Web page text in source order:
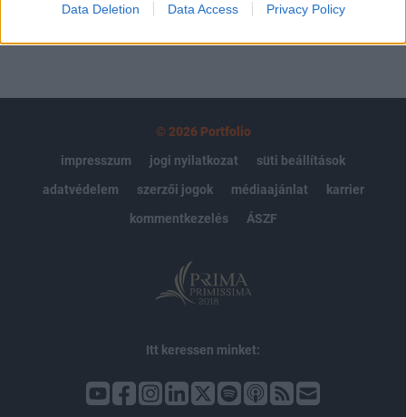
Data Deletion Data Access Privacy Policy
© 2026 Portfolio
impresszum
jogi nyilatkozat
süti beállítások
adatvédelem
szerzői jogok médiaajánlat
karrier
kommentkezelés
ÁSZF
Itt keressen minket: